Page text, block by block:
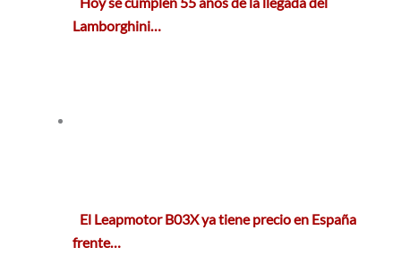
Lamborghini…
El Leapmotor B03X ya tiene precio en España
frente…